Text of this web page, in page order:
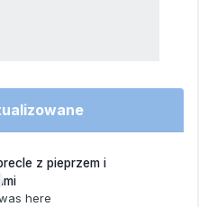
z pieprzem i
here